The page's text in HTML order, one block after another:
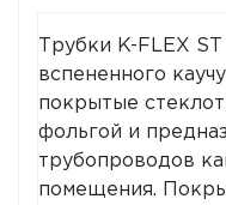
Трубки K-FLEX
вспененного
покрытые
фольгой и
трубопроводов
помещения.